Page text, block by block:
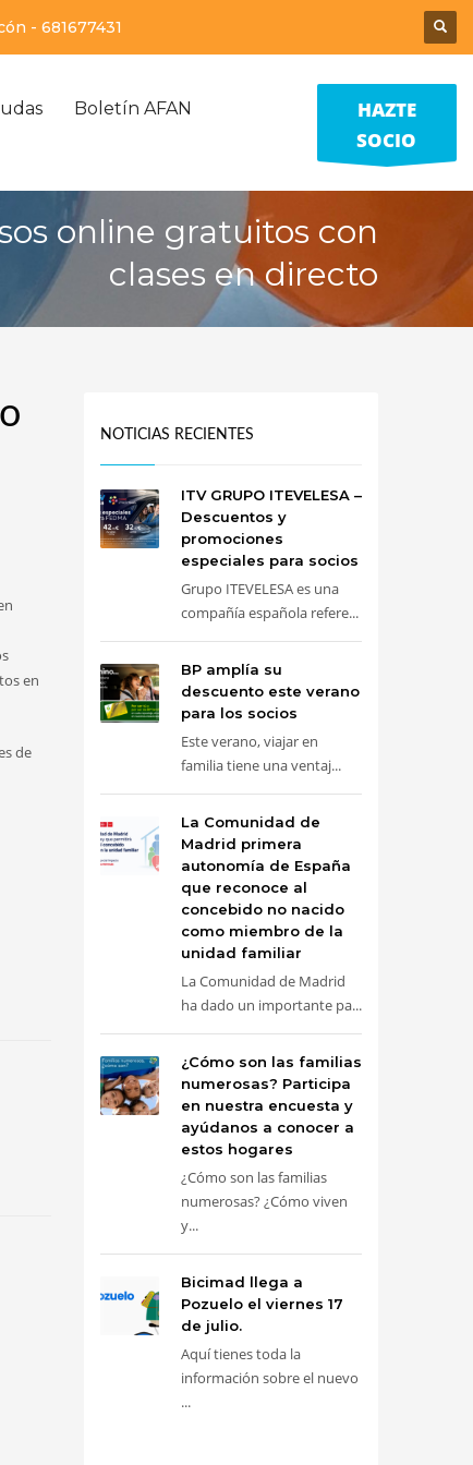
- 681677431
Boletín AFAN
HAZTE
SOCIO
online gratuitos con
clases en directo
en
de
NOTICIAS RECIENTES
ITV GRUPO ITEVELESA –
Descuentos y
promociones
especiales para socios
Grupo ITEVELESA es una
compañía española refere...
BP amplía su
descuento este verano
para los socios
Este verano, viajar en
familia tiene una ventaj...
La Comunidad de
Madrid primera
autonomía de España
que reconoce al
concebido no nacido
como miembro de la
unidad familiar
La Comunidad de Madrid
ha dado un importante pa...
¿Cómo son las familias
numerosas? Participa
en nuestra encuesta y
ayúdanos a conocer a
estos hogares
¿Cómo son las familias
numerosas? ¿Cómo viven
y...
Bicimad llega a
Pozuelo el viernes 17
de julio.
Aquí tienes toda la
información sobre el nuevo
...